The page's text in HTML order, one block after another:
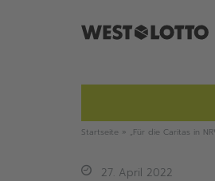
Startseite » „Für die Caritas in
27. April 2022